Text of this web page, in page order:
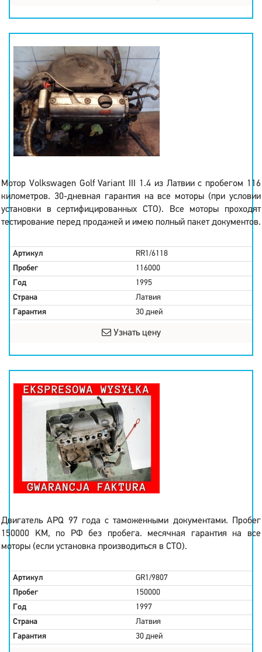
Мотор Volkswagen Golf Variant III 1.4 из Латвии с пробегом 116
километров. 30-дневная гарантия на все моторы (при условии
установки в сертифицированных СТО). Все моторы проходят
тестирование перед продажей и имею полный пакет документов.
Артикул
RR1/6118
Пробег
116000
Год
1995
Страна
Латвия
Гарантия
30 дней
Узнать цену
Двигатель APQ 97 года с таможенными документами. Пробег
150000 KM, по РФ без пробега. месячная гарантия на все
моторы (если установка производиться в СТО).
Артикул
GR1/9807
Пробег
150000
Год
1997
Страна
Латвия
Гарантия
30 дней